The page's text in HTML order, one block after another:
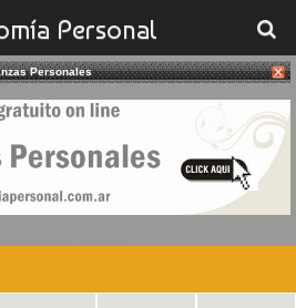
Personal
29/12/2017
La Reinvención
Personales